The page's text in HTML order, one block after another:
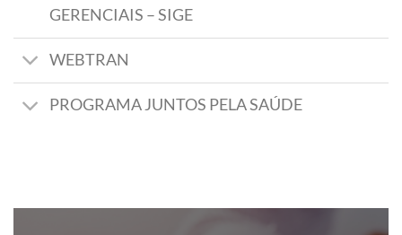
GERENCIAIS – SIGE
WEBTRAN
PROGRAMA JUNTOS PELA SAÚDE